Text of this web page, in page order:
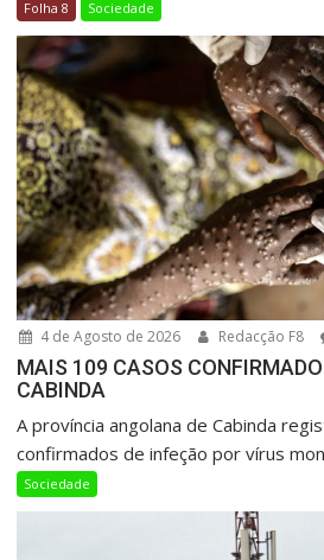
Folha 8 Sociedade
4 de Agosto de 2026 Redacção F8
MAIS 109 CASOS
CABINDA
A província angolana de Cabinda
confirmados de infeção por vírus
Sociedade